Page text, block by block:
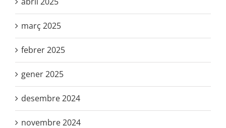
març 2025
febrer 2025
gener 2025
desembre 2024
novembre 2024